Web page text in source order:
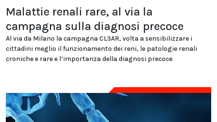
Malattie renali rare, al via la
campagna sulla diagnosi precoce
Al via da Milano la campagna CL3AR, volta a sensibilizzare i
cittadini meglio il funzionamento dei reni, le patologie renali
croniche e rare e l’importanza della diagnosi precoce